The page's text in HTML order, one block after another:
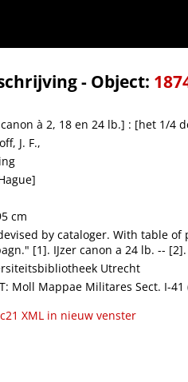
van zijn effective groote]
- Object:
canon à 2, 18 en 24 lb.] : [het 1/4
J. F.,
cm
by cataloger. With table
[1]. IJzer canon a 24 lb. --
Utrecht
Moll Mappae Militares Sect. I-41
XML in nieuw venster